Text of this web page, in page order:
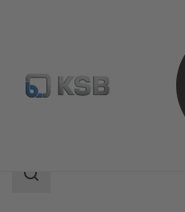
Katalog produktów
Zakres